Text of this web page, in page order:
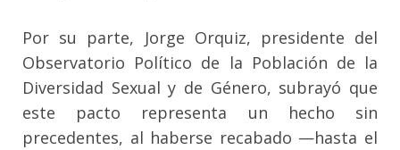
Por su parte, Jorge Orquiz, presidente del
Observatorio Político de la Población de la
Diversidad Sexual y de Género, subrayó que
este pacto representa un hecho sin
precedentes, al haberse recabado —hasta el